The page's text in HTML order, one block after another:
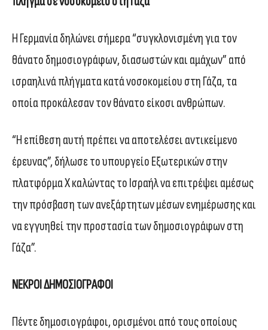
Η Γερμανία δηλώνει σήμερα “συγκλονισμένη για τον
θάνατο δημοσιογράφων, διασωστών και αμάχων” από
ισραηλινά πλήγματα κατά νοσοκομείου στη Γάζα, τα
οποία προκάλεσαν τον θάνατο είκοσι ανθρώπων.
“Η επίθεση αυτή πρέπει να αποτελέσει αντικείμενο
έρευνας”, δήλωσε το υπουργείο Εξωτερικών στην
πλατφόρμα Χ καλώντας το Ισραήλ να επιτρέψει αμέσως
την πρόσβαση των ανεξάρτητων μέσων ενημέρωσης και
να εγγυηθεί την προστασία των δημοσιογράφων στη
Γάζα”.
ΝΕΚΡΟΙ ΔΗΜΟΣΙΟΓΡΑΦΟΙ
Πέντε δημοσιογράφοι, ορισμένοι από τους οποίους